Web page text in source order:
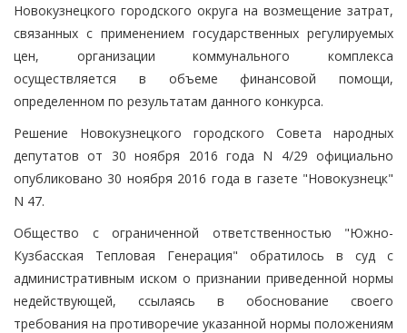
Новокузнецкого городского округа на возмещение затрат,
связанных с применением государственных регулируемых
цен, организации коммунального комплекса
осуществляется в объеме финансовой помощи,
определенном по результатам данного конкурса.
Решение Новокузнецкого городского Совета народных
депутатов от 30 ноября 2016 года N 4/29 официально
опубликовано 30 ноября 2016 года в газете "Новокузнецк"
N 47.
Общество с ограниченной ответственностью "Южно-
Кузбасская Тепловая Генерация" обратилось в суд с
административным иском о признании приведенной нормы
недействующей, ссылаясь в обоснование своего
требования на противоречие указанной нормы положениям